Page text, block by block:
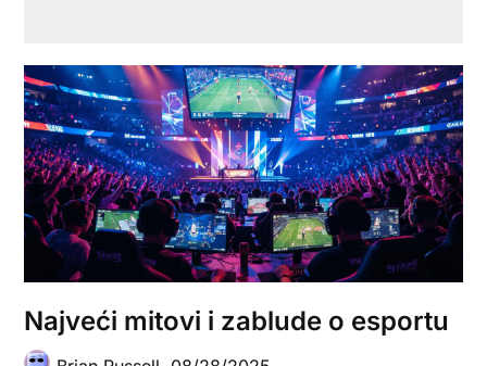
Najveći mitovi i zablude o esportu